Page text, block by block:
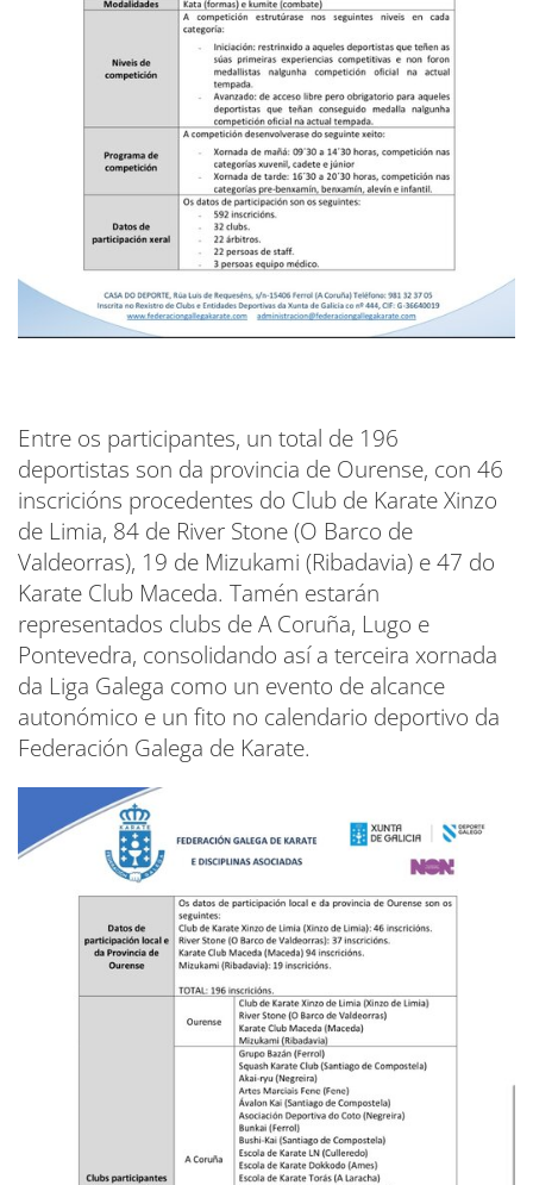
Entre os participantes, un total de 196
deportistas son da provincia de Ourense, con 46
inscricións procedentes do Club de Karate Xinzo
de Limia, 84 de River Stone (O Barco de
Valdeorras), 19 de Mizukami (Ribadavia) e 47 do
Karate Club Maceda. Tamén estarán
representados clubs de A Coruña, Lugo e
Pontevedra, consolidando así a terceira xornada
da Liga Galega como un evento de alcance
autonómico e un fito no calendario deportivo da
Federación Galega de Karate.